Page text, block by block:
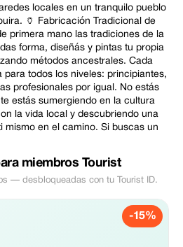
locales en un tranquilo pueblo
🏺 Fabricación Tradicional de
primera mano las tradiciones de la
forma, diseñás y pintas tu propia
métodos ancestrales. Cada
para todos los niveles: principiantes,
profesionales por igual. No estás
estás sumergiendo en la cultura
la vida local y descubriendo una
mismo en el camino. Si buscas un
miembros Tourist
— desbloqueadas con tu Tourist ID.
-15%